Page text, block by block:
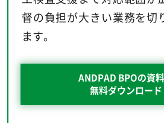
督の負担が大きい業務を切
ます。
ANDPAD BPOの資
無料ダウンロード